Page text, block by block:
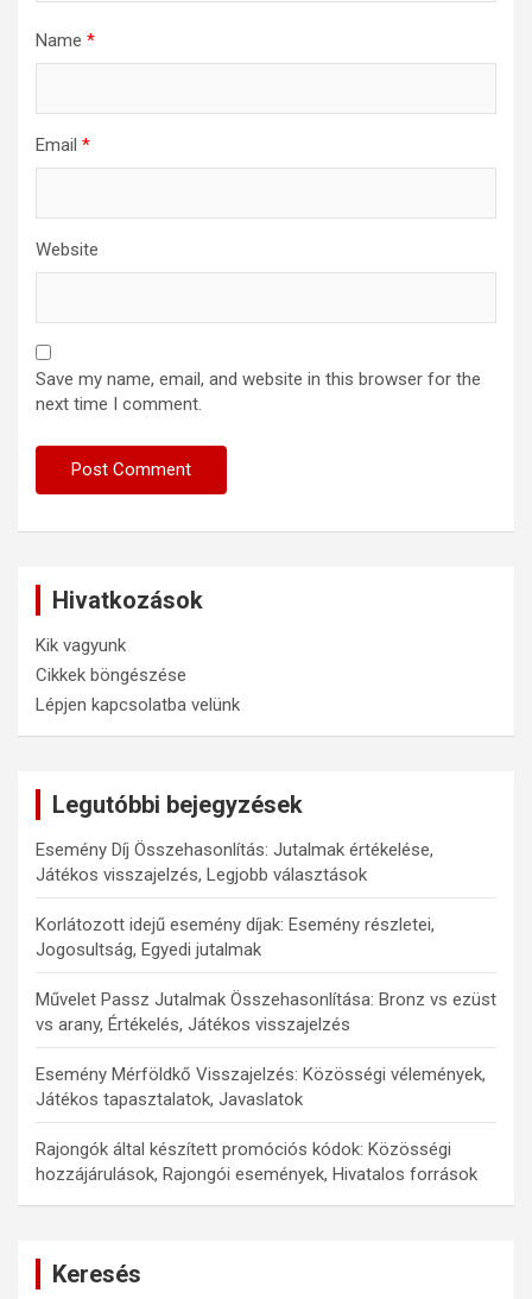
Name *
Email *
Website
Save my name, email, and website in this browser for the
next time I comment.
Hivatkozások
Kik vagyunk
Cikkek böngészése
Lépjen kapcsolatba velünk
Legutóbbi bejegyzések
Esemény Díj Összehasonlítás: Jutalmak értékelése,
Játékos visszajelzés, Legjobb választások
Korlátozott idejű esemény díjak: Esemény részletei,
Jogosultság, Egyedi jutalmak
Művelet Passz Jutalmak Összehasonlítása: Bronz vs ezüst
vs arany, Értékelés, Játékos visszajelzés
Esemény Mérföldkő Visszajelzés: Közösségi vélemények,
Játékos tapasztalatok, Javaslatok
Rajongók által készített promóciós kódok: Közösségi
hozzájárulások, Rajongói események, Hivatalos források
Keresés